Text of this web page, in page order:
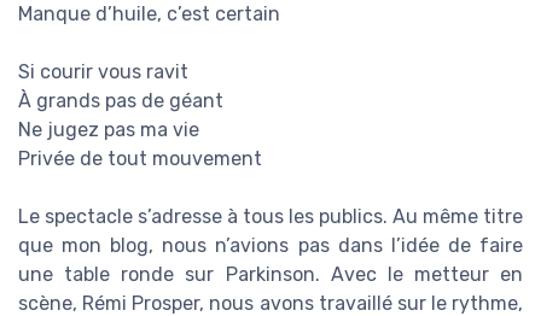
Manque d’huile, c’est certain
Si courir vous ravit
À grands pas de géant
Ne jugez pas ma vie
Privée de tout mouvement
Le spectacle s’adresse à tous les publics. Au même titre
que mon blog, nous n’avions pas dans l’idée de faire
une table ronde sur Parkinson. Avec le metteur en
scène, Rémi Prosper, nous avons travaillé sur le rythme,